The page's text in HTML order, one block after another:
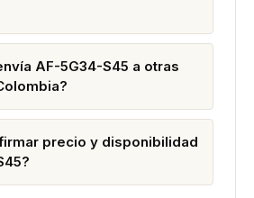
AF-5G34-S45 a otras
precio y disponibilidad